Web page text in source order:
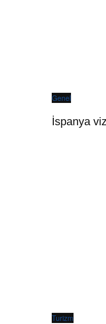
Genel
İspanya
Turizm